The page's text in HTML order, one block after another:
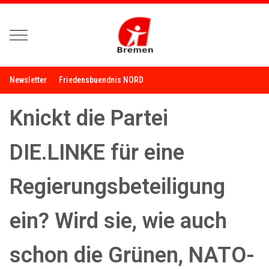
Mobile Menu Toggle
Newsletter Friedensbuendnis NORD
Knickt die Partei
DIE.LINKE für eine
Regierungsbeteiligung
ein? Wird sie, wie auch
schon die Grünen, NATO-